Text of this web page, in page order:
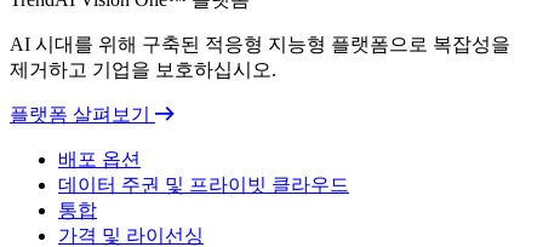
AI 시대를 위해 구축된 적응형 지능형 플랫폼으로 복잡성을
제거하고 기업을 보호하십시오.
플랫폼 살펴보기
배포 옵션
데이터 주권 및 프라이빗 클라우드
통합
가격 및 라이선싱